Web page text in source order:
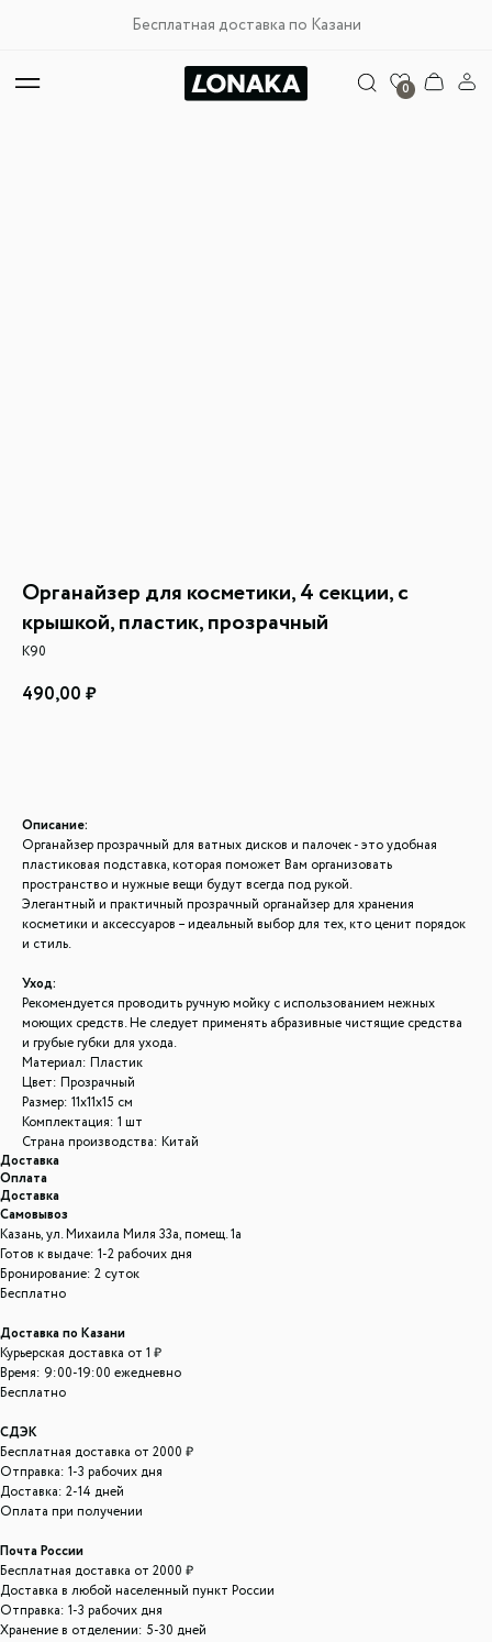
Бесплатная доставка по Казани
0
Органайзер для косметики, 4 секции, с
крышкой, пластик, прозрачный
К90
490,00 ₽
Описание:
Органайзер прозрачный для ватных дисков и палочек - это удобная
пластиковая подставка, которая поможет Вам организовать
пространство и нужные вещи будут всегда под рукой.
Элегантный и практичный прозрачный органайзер для хранения
косметики и аксессуаров – идеальный выбор для тех, кто ценит порядок
и стиль.
Уход:
Рекомендуется проводить ручную мойку с использованием нежных
моющих средств. Не следует применять абразивные чистящие средства
и грубые губки для ухода.
Материал: Пластик
Цвет: Прозрачный
Размер: 11x11x15 см
Комплектация: 1 шт
Страна производства: Китай
Доставка
Оплата
Доставка
Самовывоз
Казань, ул. Михаила Миля 33а, помещ. 1а
Готов к выдаче: 1-2 рабочих дня
Бронирование: 2 суток
Бесплатно
Доставка по Казани
Курьерская доставка от 1 ₽
Время: 9:00-19:00 ежедневно
Бесплатно
СДЭК
Бесплатная доставка от 2000 ₽
Отправка: 1-3 рабочих дня
Доставка: 2-14 дней
Оплата при получении
Почта России
Бесплатная доставка от 2000 ₽
Доставка в любой населенный пункт России
Отправка: 1-3 рабочих дня
Хранение в отделении: 5-30 дней